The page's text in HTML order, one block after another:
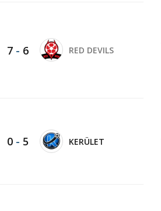
7- 6 RED DEVILS
0- 5 KERÜLET